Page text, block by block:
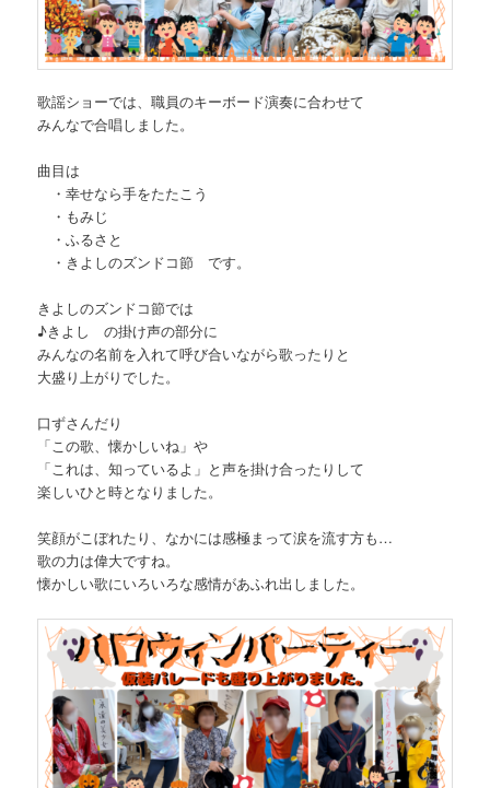
歌謡ショーでは、職員のキーボード演奏に合わせて
みんなで合唱しました。
曲目は
・幸せなら手をたたこう
・もみじ
・ふるさと
・きよしのズンドコ節 です。
きよしのズンドコ節では
♪きよし の掛け声の部分に
みんなの名前を入れて呼び合いながら歌ったりと
大盛り上がりでした。
口ずさんだり
「この歌、懐かしいね」や
「これは、知っているよ」と声を掛け合ったりして
楽しいひと時となりました。
笑顔がこぼれたり、なかには感極まって涙を流す方も…
歌の力は偉大ですね。
懐かしい歌にいろいろな感情があふれ出しました。